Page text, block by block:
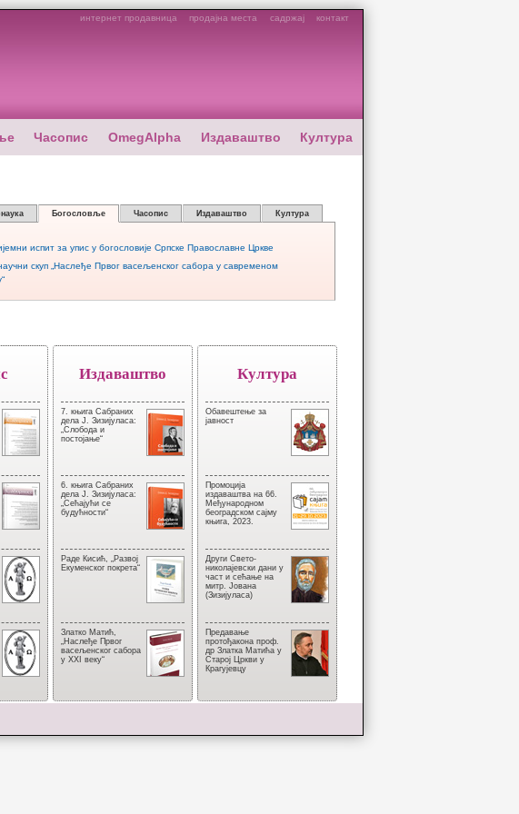
интернет продавница продајна места садржај контакт
Часопис OmegAlpha Издаваштво Култура
Богословље Часопис Издаваштво Култура
испит за упис у богословије Српске Православне Цркве
скуп „Наслеђе Првог васељенског сабора у савременом
Издаваштво
7. књига Сабраних
дела Ј. Зизијуласа:
„Слобода и
постојање“
6. књига Сабраних
дела Ј. Зизијуласа:
„Сећајући се
будућности“
Раде Кисић, „Развој
Екуменског покрета“
Златко Матић,
„Наслеђе Првог
васељенског сабора
у XXI веку“
Култура
Обавештење за
јавност
Промоција
издаваштва на 66.
Међународном
београдском сајму
књига, 2023.
Други Свето­
николајевски дани у
част и сећање на
митр. Јована
(Зизијуласа)
Предавање
протођакона проф.
др Златка Матића у
Старој Цркви у
Крагујевцу